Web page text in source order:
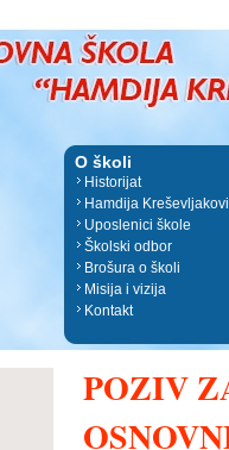
O školi
Historijat
Hamdija
Uposlenici škole
Školski odbor
Brošura o školi
Misija i vizija
Kontakt
POZIV